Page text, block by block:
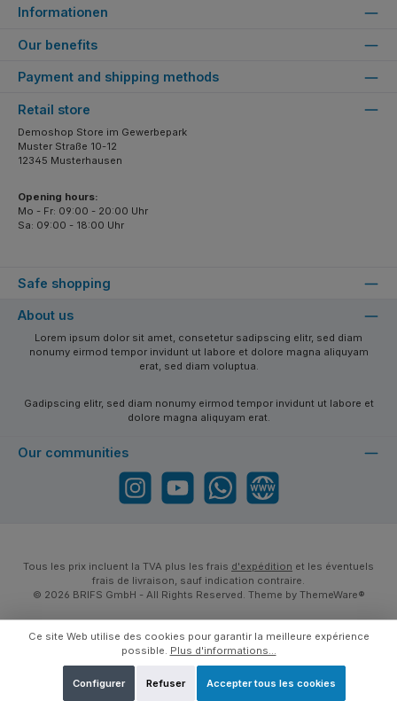
Informationen
Our benefits
Payment and shipping methods
Safe shopping
Retail store
Demoshop Store im Gewerbepark
Muster Straße 10-12
12345 Musterhausen
Opening hours:
Mo - Fr: 09:00 - 20:00 Uhr
Sa: 09:00 - 18:00 Uhr
About us
Lorem ipsum dolor sit amet, consetetur sadipscing elitr, sed diam
nonumy eirmod tempor invidunt ut labore et dolore magna aliquyam
erat, sed diam voluptua.
Gadipscing elitr, sed diam nonumy eirmod tempor invidunt ut labore et
dolore magna aliquyam erat.
Our communities
Instagram YouTube WhatsApp Website
Tous les prix incluent la TVA plus les frais d'expédition et les éventuels
frais de livraison, sauf indication contraire.
© 2026 BRIFS GmbH - All Rights Reserved. Theme by ThemeWare®
Ce site Web utilise des cookies pour garantir la meilleure expérience
possible. Plus d'informations...
Refuser
Configurer Accepter tous les cookies